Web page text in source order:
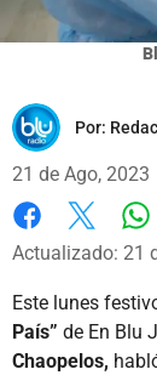
Por:
21 de Ago, 2023
Facebook
X
Actualizado: 21
Este lunes
País” de En Blu
Chaopelos,